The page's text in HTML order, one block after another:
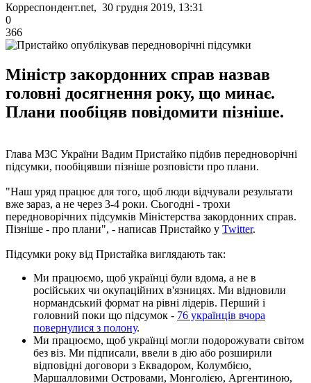
Корреспондент.net, 30 грудня 2019, 13:31
0
366
Міністр закордонних справ назвав
головні досягнення року, що минає.
Плани пообіцяв повідомити пізніше.
Глава МЗС України Вадим Пристайко підбив передноворічні
підсумки, пообіцявши пізніше розповісти про плани.
"Наш уряд працює для того, щоб люди відчували результати
вже зараз, а не через 3-4 роки. Сьогодні - трохи
передноворічних підсумків Міністерства закордонних справ.
Пізніше - про плани", - написав Пристайко у Twitter.
Підсумки року від Пристайка виглядають так:
Ми працюємо, щоб українці були вдома, а не в
російських чи окупаційних в'язницях. Ми відновили
нормандський формат на рівні лідерів. Перший і
головний поки що підсумок - 76 українців вчора
повернулися з полону.
Ми працюємо, щоб українці могли подорожувати світом
без віз. Ми підписали, ввели в дію або розширили
відповідні договори з Еквадором, Колумбією,
Маршалловими Островами, Монголією, Аргентиною,